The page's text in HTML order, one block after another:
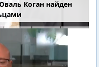
Коган найден